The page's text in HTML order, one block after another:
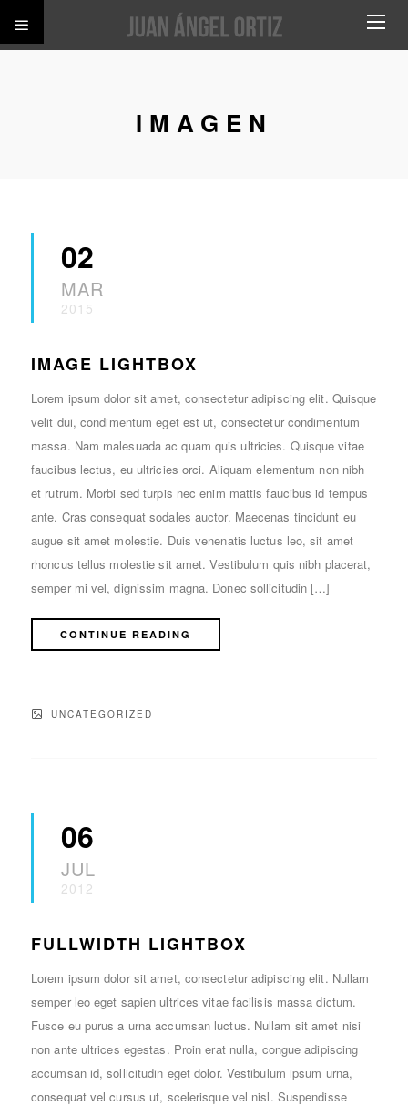
IMAGEN
02
MAR
2015
IMAGE LIGHTBOX
Lorem ipsum dolor sit amet, consectetur adipiscing elit. Quisque
velit dui, condimentum eget est ut, consectetur condimentum
massa. Nam malesuada ac quam quis ultricies. Quisque vitae
faucibus lectus, eu ultricies orci. Aliquam elementum non nibh
et rutrum. Morbi sed turpis nec enim mattis faucibus id tempus
ante. Cras consequat sodales auctor. Maecenas tincidunt eu
augue sit amet molestie. Duis venenatis luctus leo, sit amet
rhoncus tellus molestie sit amet. Vestibulum quis nibh placerat,
semper mi vel, dignissim magna. Donec sollicitudin […]
CONTINUE READING
UNCATEGORIZED
06
JUL
2012
FULLWIDTH LIGHTBOX
Lorem ipsum dolor sit amet, consectetur adipiscing elit. Nullam
semper leo eget sapien ultrices vitae facilisis massa dictum.
Fusce eu purus a urna accumsan luctus. Nullam sit amet nisi
non ante ultrices egestas. Proin erat nulla, congue adipiscing
accumsan id, sollicitudin eget dolor. Vestibulum ipsum urna,
consequat vel cursus ut, scelerisque vel nisl. Suspendisse